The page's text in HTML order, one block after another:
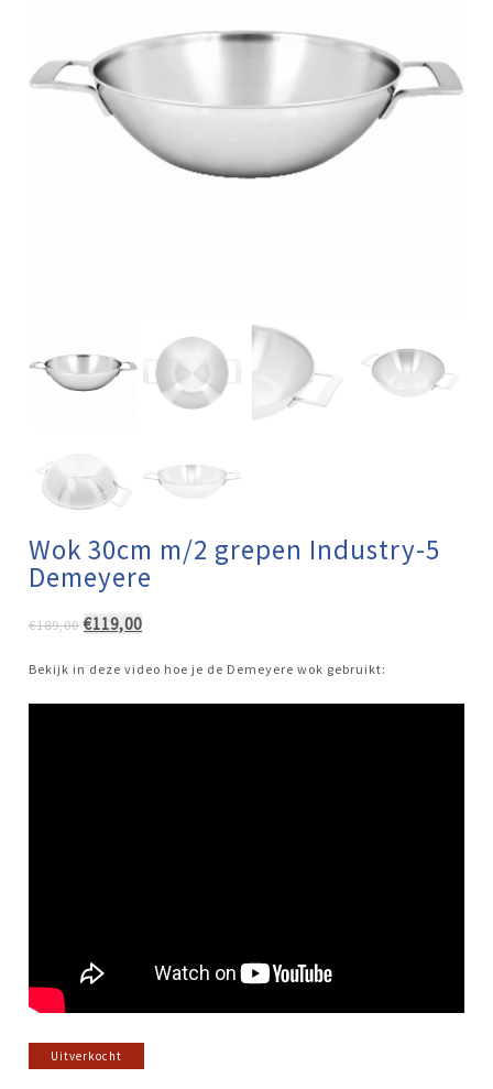
Wok 30cm m/2 grepen Industry-5
Demeyere
€189,00 Oorspronkelijke
was:
€119,00Huidige
is:
Bekijk in deze video hoe je de Demeyere wok gebruikt:
Uitverkocht